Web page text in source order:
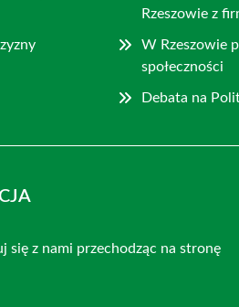
Rzeszowie z
W Rzeszowie
społeczności
Debata na
się z nami przechodząc na stronę